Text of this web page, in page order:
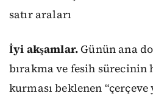
satır araları
İyi akşamlar.Günün ana
bırakma ve fesih
kurması beklenen “çerçeve